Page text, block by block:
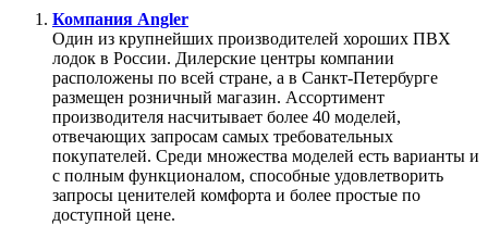
Компания Angler
Один из крупнейших производителей хороших ПВХ
лодок в России. Дилерские центры компании
расположены по всей стране, а в Санкт-Петербурге
размещен розничный магазин. Ассортимент
производителя насчитывает более 40 моделей,
отвечающих запросам самых требовательных
покупателей. Среди множества моделей есть варианты и
с полным функционалом, способные удовлетворить
запросы ценителей комфорта и более простые по
доступной цене.